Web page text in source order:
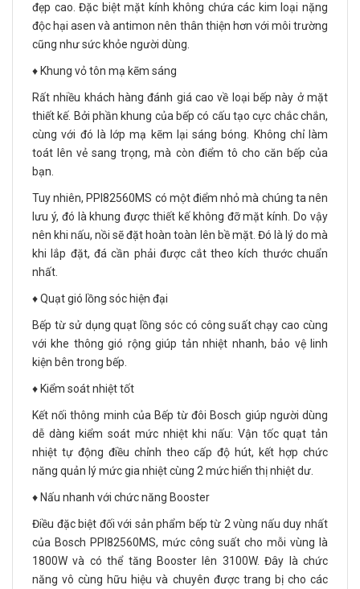
đẹp cao. Đặc biệt mặt kính không chứa các kim loại nặng
độc hại asen và antimon nên thân thiện hơn với môi trường
cũng như sức khỏe người dùng.
♦️ Khung vỏ tôn mạ kẽm sáng
Rất nhiều khách hàng đánh giá cao về loại bếp này ở mặt
thiết kế. Bởi phần khung của bếp có cấu tạo cực chắc chắn,
cùng với đó là lớp mạ kẽm lại sáng bóng. Không chỉ làm
toát lên vẻ sang trọng, mà còn điểm tô cho căn bếp của
bạn.
Tuy nhiên, PPI82560MS có một điểm nhỏ mà chúng ta nên
lưu ý, đó là khung được thiết kế không đỡ mặt kính. Do vậy
nên khi nấu, nồi sẽ đặt hoàn toàn lên bề mặt. Đó là lý do mà
khi lắp đặt, đá cần phải được cắt theo kích thước chuẩn
nhất.
♦️ Quạt gió lồng sóc hiện đại
Bếp từ sử dụng quạt lồng sóc có công suất chạy cao cùng
với khe thông gió rộng giúp tản nhiệt nhanh, bảo vệ linh
kiện bên trong bếp.
♦️ Kiểm soát nhiệt tốt
Kết nối thông minh của Bếp từ đôi Bosch giúp người dùng
dễ dàng kiểm soát mức nhiệt khi nấu: Vận tốc quạt tản
nhiệt tự động điều chỉnh theo cấp độ hút, kết hợp chức
năng quản lý mức gia nhiệt cùng 2 mức hiển thị nhiệt dư.
♦️ Nấu nhanh với chức năng Booster
Điều đặc biệt đối với sản phẩm bếp từ 2 vùng nấu duy nhất
của Bosch PPI82560MS, mức công suất cho mỗi vùng là
1800W và có thể tăng Booster lên 3100W. Đây là chức
năng vô cùng hữu hiệu và chuyên được trang bị cho các